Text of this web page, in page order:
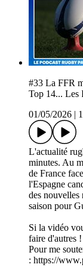
#33 La FFR
Top 14... Les
01/05/2026
L'actualité
minutes. Au
de France
l'Espagne
des nouvelles
saison pour
Si la vidéo
faire d'autres !
Pour me
: https://